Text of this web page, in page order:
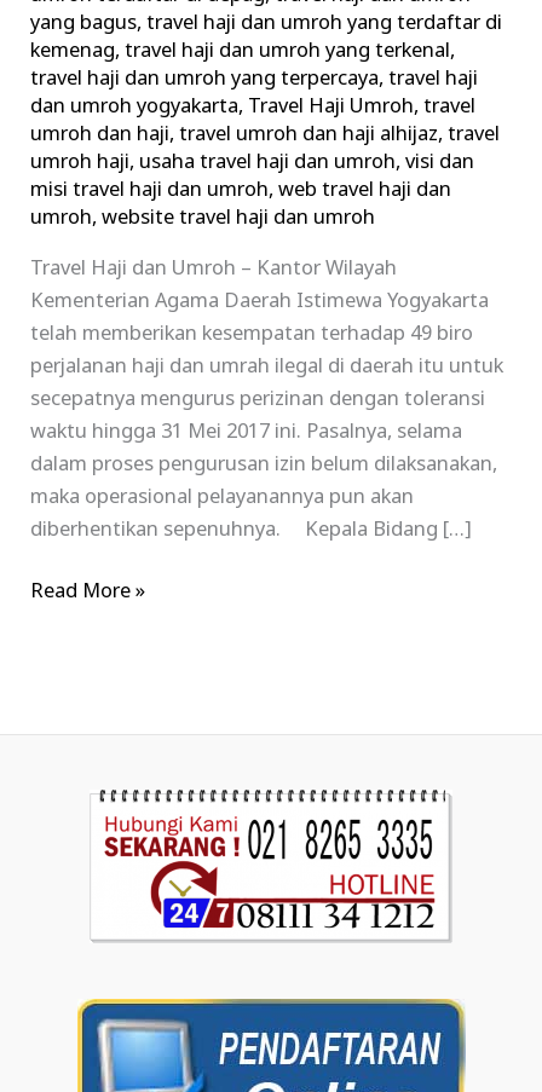
yang bagus,travel haji dan umroh yang terdaftar di
kemenag,travel haji dan umroh yang terkenal,
travel haji dan umroh yang terpercaya,travel haji
dan umroh yogyakarta, Travel Haji Umroh,travel
umroh dan haji,travel umroh dan haji alhijaz,travel
umroh haji, usaha travel haji dan umroh,visi dan
misi travel haji dan umroh,web travel haji dan
umroh,website travel haji dan umroh
Travel Haji dan Umroh – Kantor Wilayah
Kementerian Agama Daerah Istimewa Yogyakarta
telah memberikan kesempatan terhadap 49 biro
perjalanan haji dan umrah ilegal di daerah itu untuk
secepatnya mengurus perizinan dengan toleransi
waktu hingga 31 Mei 2017 ini. Pasalnya, selama
dalam proses pengurusan izin belum dilaksanakan,
maka operasional pelayanannya pun akan
diberhentikan sepenuhnya. Kepala Bidang […]
Read More »